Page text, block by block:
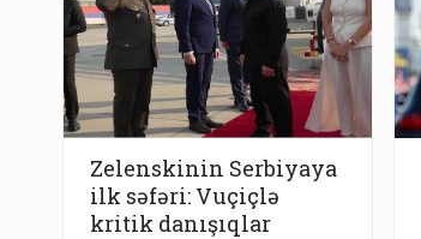
Zelenskinin Serbiyaya
ilk səfəri: Vuçiçlə
kritik danışıqlar